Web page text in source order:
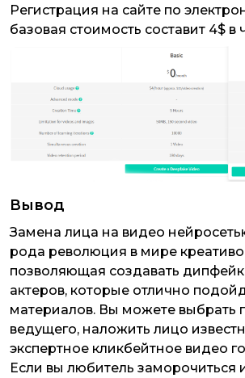
Регистрация на сайте по
базовая стоимость составит 4$ в
Вывод
Замена лица на видео
рода революция в мире
позволяющая создавать
актеров, которые отлично
материалов. Вы можете выбрать
ведущего, наложить лицо
экспертное кликбейтное видео
Если вы любитель заморочиться